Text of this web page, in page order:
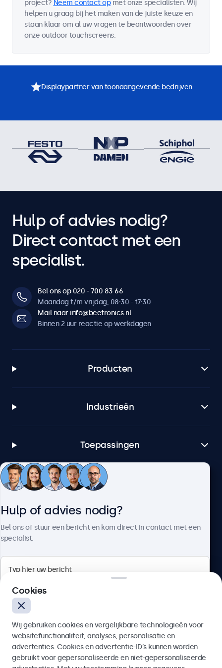
project? Neem contact opmet onze specialisten. Wij
helpen u graag bij het maken van de juiste keuze en
staan klaar om al uw vragen te beantwoorden over
onze outdoor touchscreens.
Displaypartner van toonaangevende bedrijven
Hulp of advies nodig?
Direct contact met een
specialist.
Bel ons op 020 - 700 83 66
Maandag t/m vrijdag, 08:30 - 17:30
Mail naar info@beetronics.nl
Binnen 2 uur reactie op werkdagen
Producten
Industrieën
Toepassingen
Klantenservice
4.8/5 door 5000+ bedrijven
Nederlands
Hulp of advies nodig?
Bel ons of stuur een bericht en kom direct in contact met een
specialist.
Cookies
Wij gebruiken cookies en vergelijkbare technologieën voor
websitefunctionaliteit, analyses, personalisatie en
advertenties. Cookies en advertentie-ID’s kunnen worden
gebruikt voor gepersonaliseerde en niet-gepersonaliseerde